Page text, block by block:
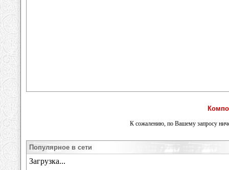
К сожалению, по Вашему запросу
Популярное в сети